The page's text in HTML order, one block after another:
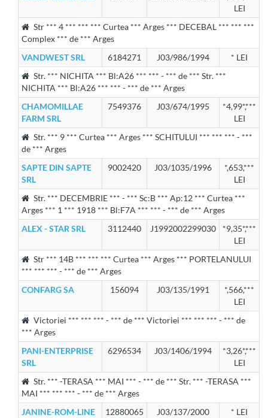
LEI
Str *** 4 *** *** *** Curtea *** Arges *** DECEBAL *** *** ***
Complex *** de *** Arges
VANDWEST SRL
6184271 J03/986/1994
* LEI
Str. *** NICHITA *** Bl:A26 *** *** - *** de *** Str. ***
NICHITA *** Bl:A26 *** *** - *** de *** Arges
CHAMOMILLAE
FARM SRL
7549376 J03/674/1995
*4,99*,***
LEI
Str. *** 9 *** Curtea *** Arges *** SCHITULUI *** *** *** - ***
de *** Arges
SAPTE DIN SAPTE
SRL
9002420 J03/1035/1996
*,653,***
LEI
Str. *** DECEMBRIE *** - *** Sc:B *** Ap:12 *** Curtea ***
Arges *** 1 *** 1918 *** Bl:F7A *** *** - *** de *** Arges
ALEX - STAR SRL
3112440 J1992002299030
*9,35*,***
LEI
Str *** 14B *** *** *** Curtea *** Arges *** PORTELANULUI
*** *** *** - *** de *** Arges
CONFARG SA
156094 J03/135/1991
*,566,***
LEI
Victoriei *** *** *** - *** de *** Victoriei *** *** *** - *** de
*** Arges
PANI-ENTERPRISE
SRL
6296534 J03/1406/1994
*3,26*,***
LEI
Str. *** -TERASA *** MAI *** - *** de *** Str. *** -TERASA ***
MAI *** *** *** - *** de *** Arges
JANINE-ROM-LINE
12880065 J03/137/2000 * LEI